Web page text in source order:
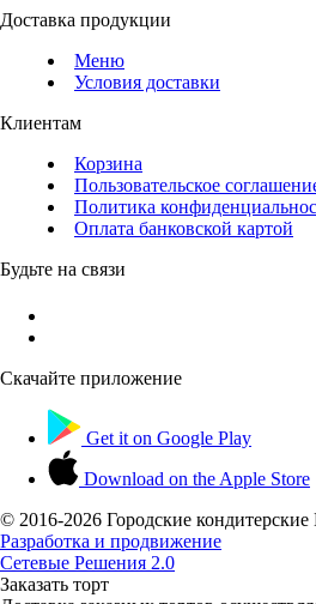
Доставка продукции
Меню
Условия доставки
Клиентам
Корзина
Пользовательское
Политика
Оплата банковской картой
Будьте на связи
Скачайте приложение
Get it on Google Play
Download on the Apple Store
© 2016-2026 Городские
Разработка и продвижение
Сетевые Решения 2.0
Заказать торт